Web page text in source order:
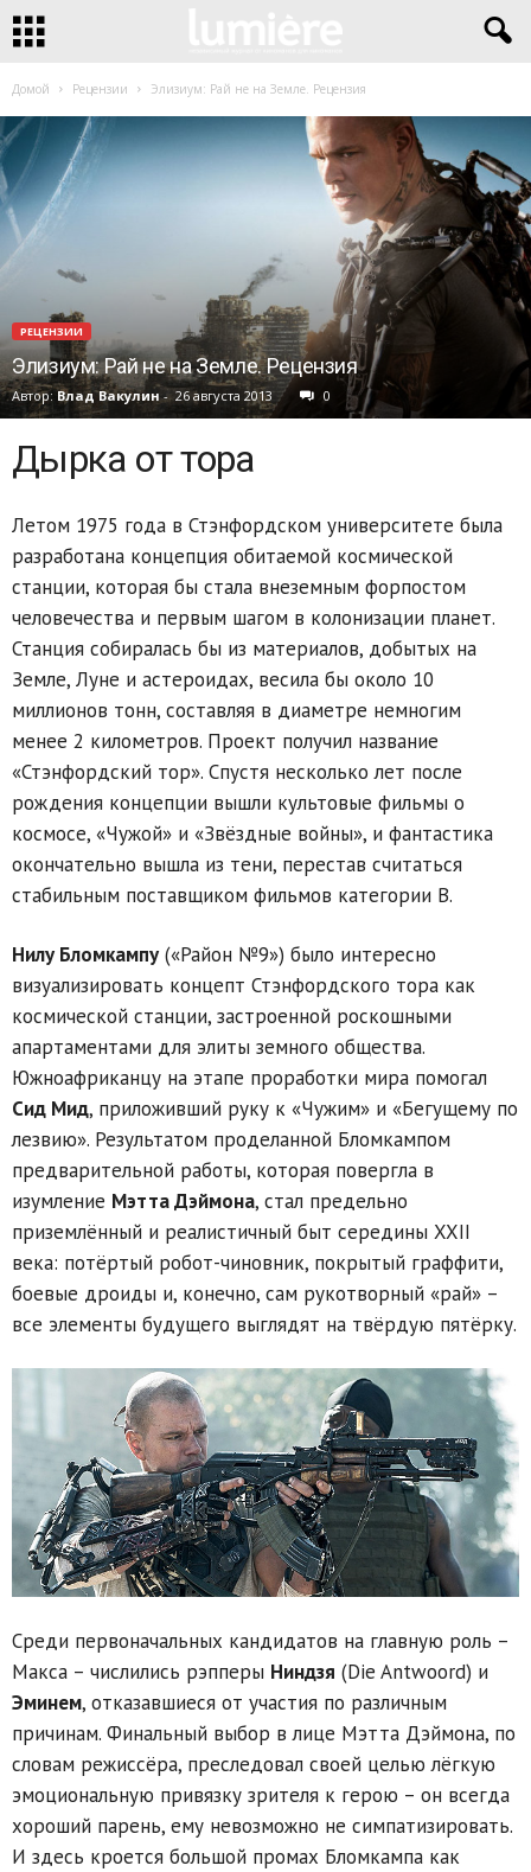
Домой Рецензии Элизиум: Рай не на Земле. Рецензия
РЕЦЕНЗИИ
Элизиум: Рай не на Земле. Рецензия
Автор: Влад Вакулин- 26 августа 2013 0
Дырка от тора
Летом 1975 года в Стэнфордском университете была
разработана концепция обитаемой космической
станции, которая бы стала внеземным форпостом
человечества и первым шагом в колонизации планет.
Станция собиралась бы из материалов, добытых на
Земле, Луне и астероидах, весила бы около 10
миллионов тонн, составляя в диаметре немногим
менее 2 километров. Проект получил название
«Стэнфордский тор». Спустя несколько лет после
рождения концепции вышли культовые фильмы о
космосе, «Чужой» и «Звёздные войны», и фантастика
окончательно вышла из тени, перестав считаться
стабильным поставщиком фильмов категории B.
Нилу Бломкампу («Район №9») было интересно
визуализировать концепт Стэнфордского тора как
космической станции, застроенной роскошными
апартаментами для элиты земного общества.
Южноафриканцу на этапе проработки мира помогал
Сид Мид, приложивший руку к «Чужим» и «Бегущему по
лезвию». Результатом проделанной Бломкампом
предварительной работы, которая повергла в
изумление Мэтта Дэймона, стал предельно
приземлённый и реалистичный быт середины XXII
века: потёртый робот-чиновник, покрытый граффити,
боевые дроиды и, конечно, сам рукотворный «рай» –
все элементы будущего выглядят на твёрдую пятёрку.
Среди первоначальных кандидатов на главную роль –
Макса – числились рэпперы Ниндзя (Die Antwoord) и
Эминем, отказавшиеся от участия по различным
причинам. Финальный выбор в лице Мэтта Дэймона, по
словам режиссёра, преследовал своей целью лёгкую
эмоциональную привязку зрителя к герою – он всегда
хороший парень, ему невозможно не симпатизировать.
И здесь кроется большой промах Бломкампа как